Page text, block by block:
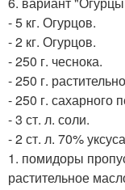
- 5 кг. Огурцов.
- 2 кг. Огурцов.
- 250 г. чеснока.
- 250 г.
- 250 г. сахарного
- 3 ст. л. соли.
- 2 ст. л. 70%
1. помидоры
растительное